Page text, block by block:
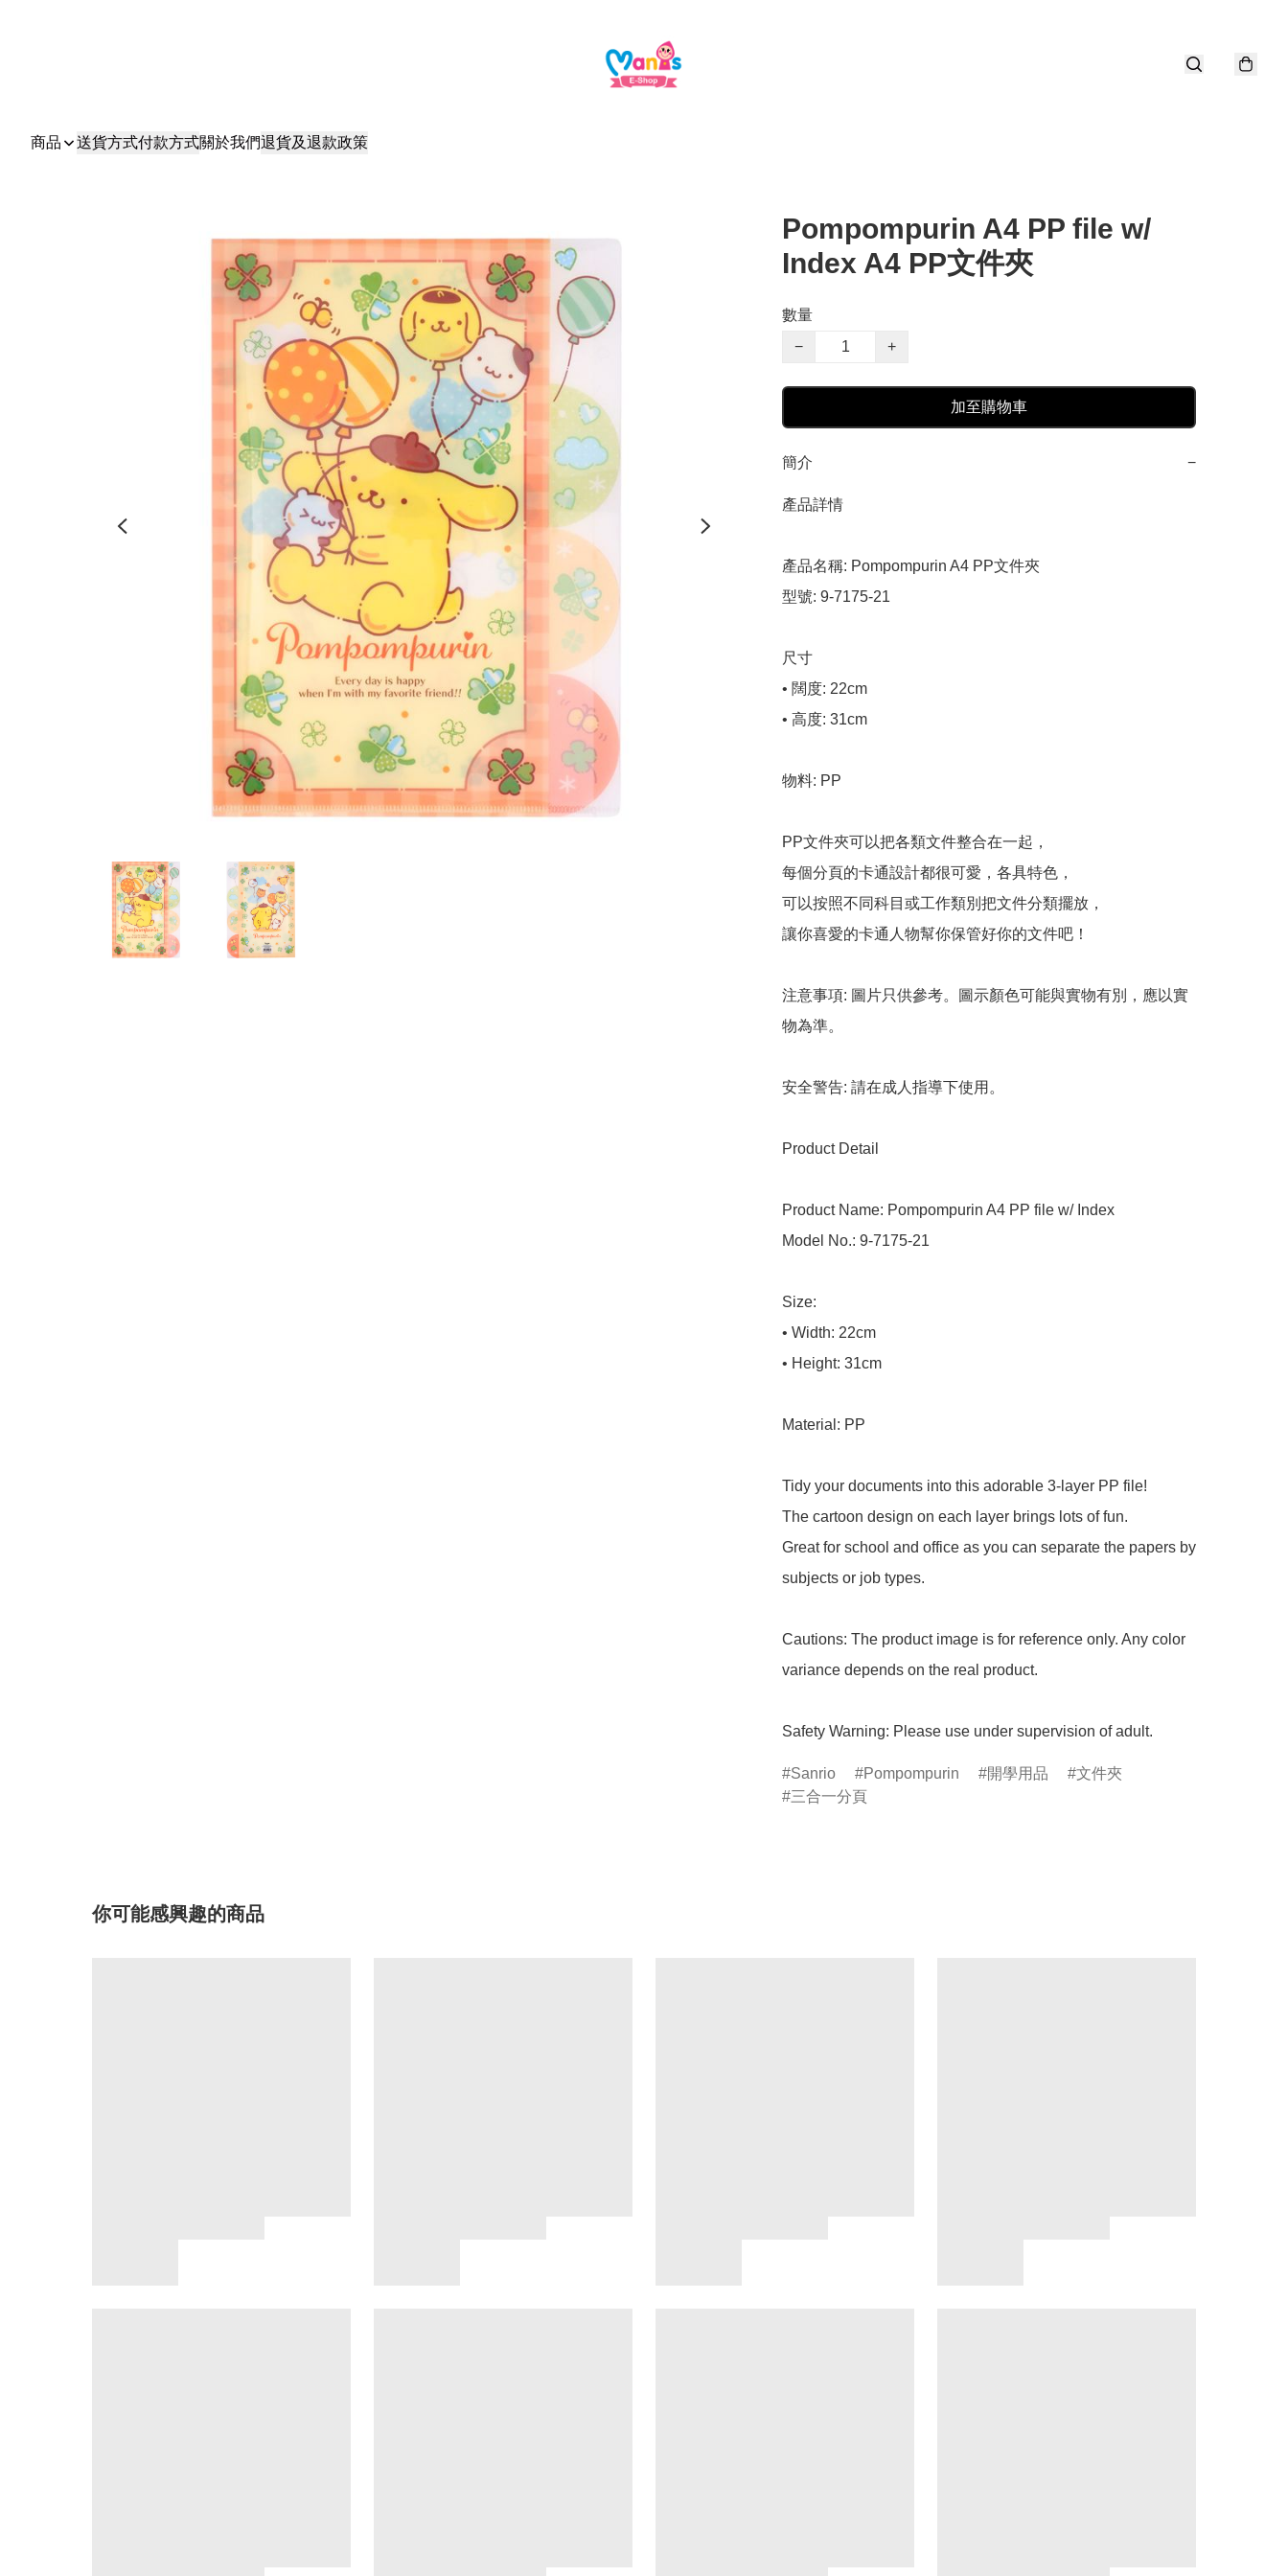
商品 送貨方式付款方式關於我們退貨及退款政策
Pompompurin A4 PP file w/
Index A4 PP文件夾
數量
−
+
加至購物車
簡介 −
產品詳情
產品名稱: Pompompurin A4 PP文件夾
型號: 9-7175-21
尺寸
• 闊度: 22cm
• 高度: 31cm
物料: PP
PP文件夾可以把各類文件整合在一起，
每個分頁的卡通設計都很可愛，各具特色，
可以按照不同科目或工作類別把文件分類擺放，
讓你喜愛的卡通人物幫你保管好你的文件吧！
注意事項: 圖片只供參考。圖示顏色可能與實物有別，應以實
物為準。
安全警告: 請在成人指導下使用。
Product Detail
Product Name: Pompompurin A4 PP file w/ Index
Model No.: 9-7175-21
Size:
• Width: 22cm
• Height: 31cm
Material: PP
Tidy your documents into this adorable 3-layer PP file!
The cartoon design on each layer brings lots of fun.
Great for school and office as you can separate the papers by
subjects or job types.
Cautions: The product image is for reference only. Any color
variance depends on the real product.
Safety Warning: Please use under supervision of adult.
Sanrio Pompompurin 開學用品
文件夾
三合一分頁
你可能感興趣的商品